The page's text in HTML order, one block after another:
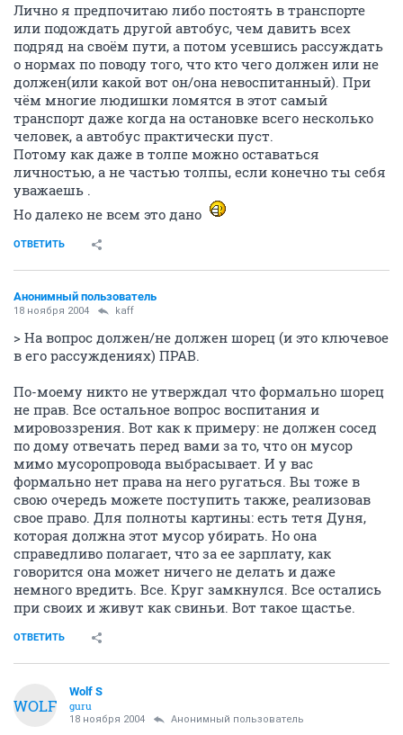
Лично я предпочитаю либо постоять в транспорте
или подождать другой автобус, чем давить всех
подряд на своём пути, а потом усевшись рассуждать
о нормах по поводу того, что кто чего должен или не
должен(или какой вот он/она невоспитанный). При
чём многие людишки ломятся в этот самый
транспорт даже когда на остановке всего несколько
человек, а автобус практически пуст.
Потому как даже в толпе можно оставаться
личностью, а не частью толпы, если конечно ты себя
уважаешь .
Но далеко не всем это дано
ОТВЕТИТЬ
Анонимный пользователь
18 ноября 2004 kaff
> На вопрос должен/не должен шорец (и это ключевое
в его рассуждениях) ПРАВ.
По-моему никто не утверждал что формально шорец
не прав. Все остальное вопрос воспитания и
мировоззрения. Вот как к примеру: не должен сосед
по дому отвечать перед вами за то, что он мусор
мимо мусоропровода выбрасывает. И у вас
формально нет права на него ругаться. Вы тоже в
свою очередь можете поступить также, реализовав
свое право. Для полноты картины: есть тетя Дуня,
которая должна этот мусор убирать. Но она
справедливо полагает, что за ее зарплату, как
говорится она может ничего не делать и даже
немного вредить. Все. Круг замкнулся. Все остались
при своих и живут как свиньи. Вот такое щастье.
ОТВЕТИТЬ
WOLF
Wolf S
guru
18 ноября 2004 Анонимный пользователь